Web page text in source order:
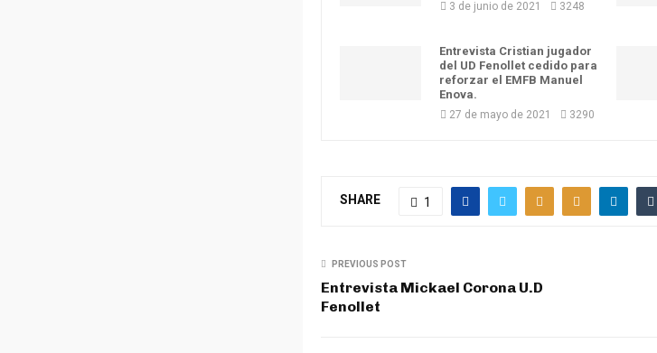
3 de junio de 2021 3248
Entrevista Cristian jugador
del UD Fenollet cedido para
reforzar el EMFB Manuel
Enova.
27 de mayo de 2021 3290
SHARE 1
PREVIOUS POST
Entrevista Mickael Corona U.D
Fenollet